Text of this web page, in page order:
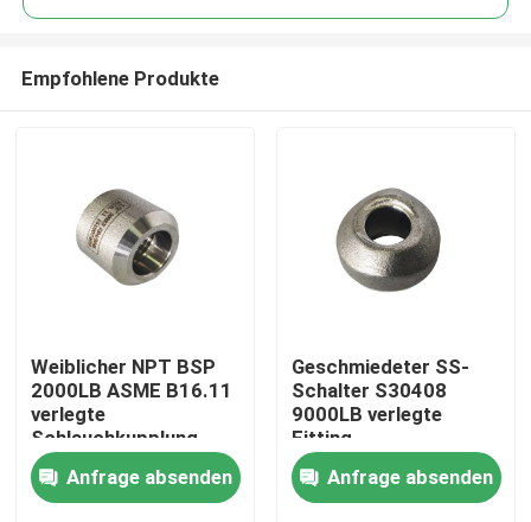
Empfohlene Produkte
Weiblicher NPT BSP
2000LB ASME B16.11
verlegte
Schlauchkupplung
Anfrage absenden
Geschmiedeter SS-
Schalter S30408
9000LB verlegte
Fitting
Anfrage absenden